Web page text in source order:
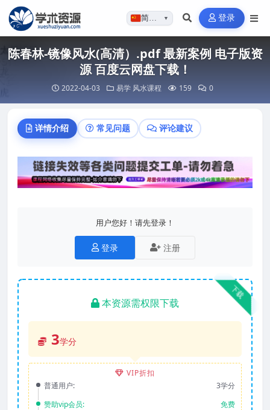
简体…▼ 登录
陈春林-镜像风水(高清）.pdf 最新案例 电子版资
源 百度云网盘下载！
2022-04-03 易学 风水课程 159 0
详情介绍 常见问题 评论建议
用户您好！请先登录！
登录 注册
下载
本资源需权限下载
3学分
VIP折扣
普通用户:
3学分
赞助vip会员:
免费